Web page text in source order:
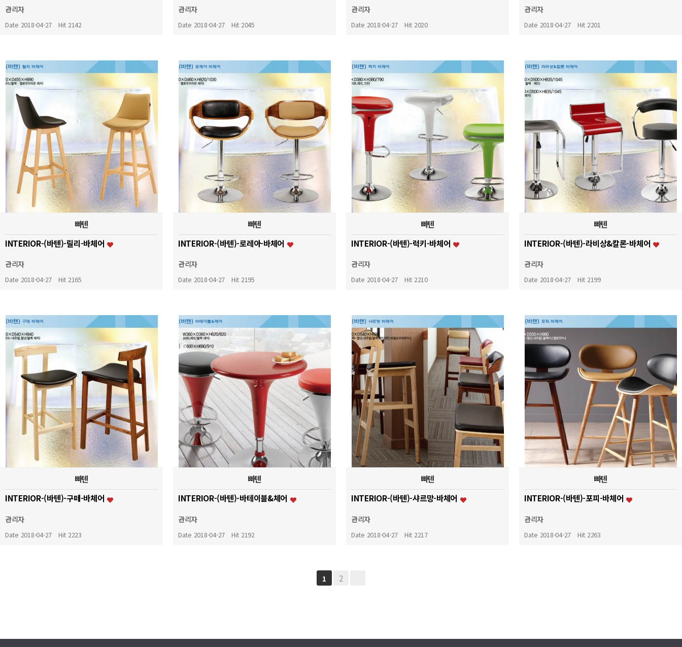
관리자
Date 2018-04-27 Hit 2142
관리자
Date 2018-04-27 Hit 2045
관리자
Date 2018-04-27 Hit 2020
관리자
Date 2018-04-27 Hit 2201
빠텐
INTERIOR-(바텐)-릴리-바체어
관리자
Date 2018-04-27 Hit 2165
빠텐
INTERIOR-(바텐)-로레아-바체어
관리자
Date 2018-04-27 Hit 2195
빠텐
INTERIOR-(바텐)-럭키-바체어
관리자
Date 2018-04-27 Hit 2210
빠텐
INTERIOR-(바텐)-라비상&칼론-바체어
관리자
Date 2018-04-27 Hit 2199
빠텐
INTERIOR-(바텐)-구떼-바체어
관리자
Date 2018-04-27 Hit 2223
빠텐
INTERIOR-(바텐)-바테이블&체어
관리자
Date 2018-04-27 Hit 2192
빠텐
INTERIOR-(바텐)-샤르망-바체어
관리자
Date 2018-04-27 Hit 2217
빠텐
INTERIOR-(바텐)-포피-바체어
관리자
Date 2018-04-27 Hit 2263
1 2